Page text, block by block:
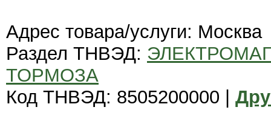
Адрес товара/услуги: Москва
Раздел ТНВЭД:
ТОРМОЗА
Код ТНВЭД: 8505200000 |